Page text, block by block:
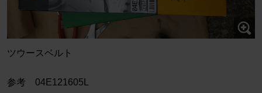
ツウースベルト
参考 04E121605L